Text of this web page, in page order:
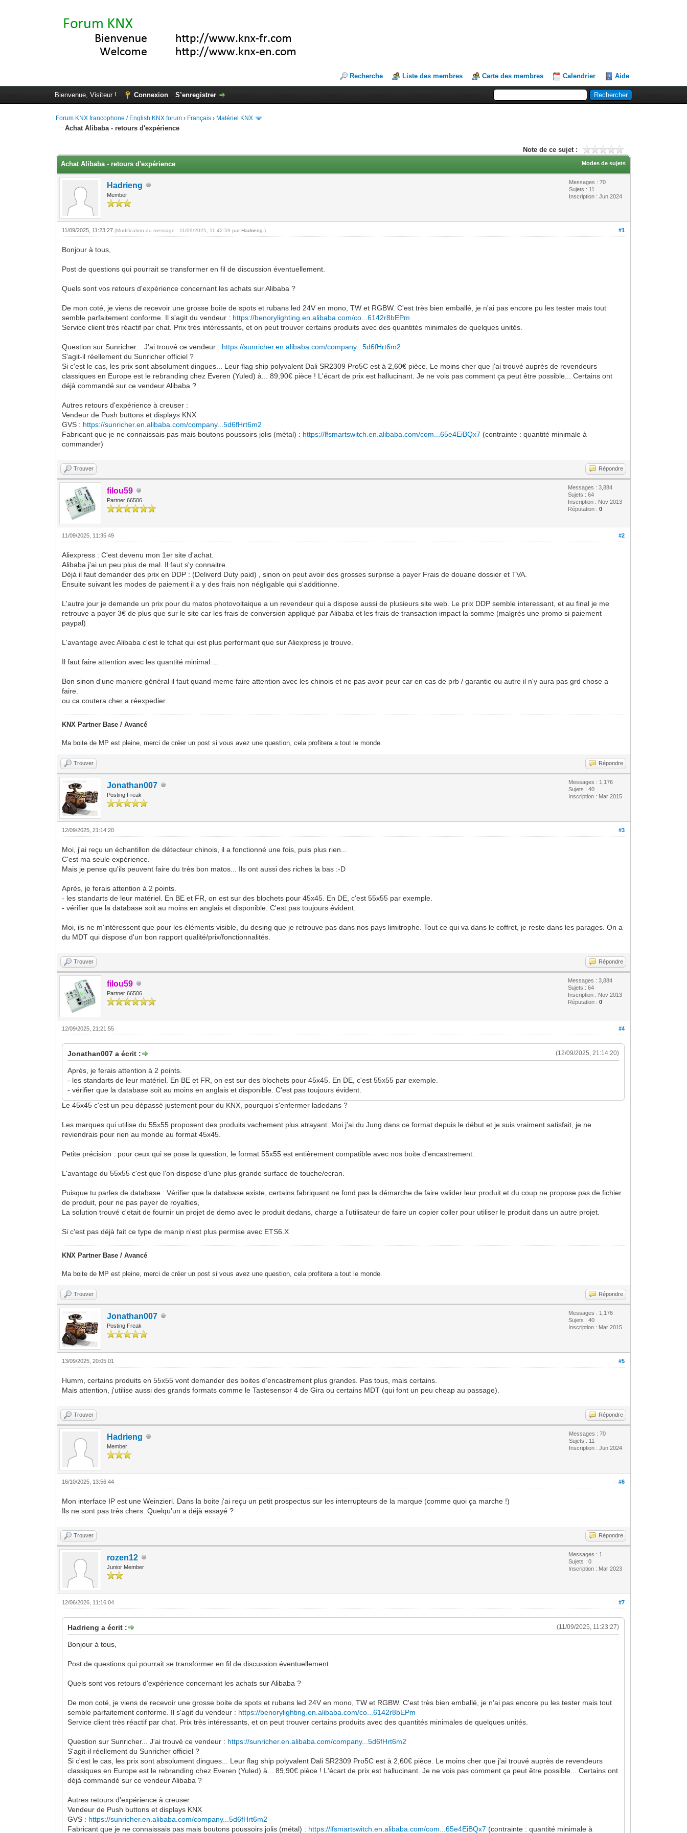
Recherche Liste des membres Carte des membres Calendrier Aide
Bienvenue, Visiteur ! Connexion S’enregistrer
Forum KNX francophone / English KNX forum › Français › Matériel KNX
Achat Alibaba - retours d'expérience
Note de ce sujet :
Modes de sujets
Achat Alibaba - retours d'expérience
Hadrieng
Member
Messages : 70
Sujets : 11
Inscription : Jun 2024
#1
11/09/2025, 11:23:27(Modification du message : 11/09/2025, 11:42:59 parHadrieng .)
Bonjour à tous,
Post de questions qui pourrait se transformer en fil de discussion éventuellement.
Quels sont vos retours d'expérience concernant les achats sur Alibaba ?
De mon coté, je viens de recevoir une grosse boite de spots et rubans led 24V en mono, TW et RGBW. C'est très bien emballé, je n'ai pas encore pu les tester mais tout
semble parfaitement conforme. Il s'agit du vendeur : https://benorylighting.en.alibaba.com/co...6142r8bEPm
Service client très réactif par chat. Prix très intéressants, et on peut trouver certains produits avec des quantités minimales de quelques unités.
Question sur Sunricher... J'ai trouvé ce vendeur : https://sunricher.en.alibaba.com/company...5d6fHrt6m2
S'agit-il réellement du Sunricher officiel ?
Si c'est le cas, les prix sont absolument dingues... Leur flag ship polyvalent Dali SR2309 Pro5C est à 2,60€ pièce. Le moins cher que j'ai trouvé auprès de revendeurs
classiques en Europe est le rebranding chez Everen (Yuled) à... 89,90€ pièce ! L'écart de prix est hallucinant. Je ne vois pas comment ça peut être possible... Certains ont
déjà commandé sur ce vendeur Alibaba ?
Autres retours d'expérience à creuser :
Vendeur de Push buttons et displays KNX
GVS : https://sunricher.en.alibaba.com/company...5d6fHrt6m2
Fabricant que je ne connaissais pas mais boutons poussoirs jolis (métal) : https://lfsmartswitch.en.alibaba.com/com...65e4EiBQx7 (contrainte : quantité minimale à
commander)
Trouver Répondre
filou59
Partner 66506
Messages : 3,884
Sujets : 64
Inscription : Nov 2013
Réputation :0
#2
11/09/2025, 11:35:49
Aliexpress : C'est devenu mon 1er site d'achat.
Alibaba j'ai un peu plus de mal. Il faut s'y connaitre.
Déjà il faut demander des prix en DDP : (Deliverd Duty paid) , sinon on peut avoir des grosses surprise a payer Frais de douane dossier et TVA.
Ensuite suivant les modes de paiement il a y des frais non négligable qui s'additionne.
L'autre jour je demande un prix pour du matos photovoltaique a un revendeur qui a dispose aussi de plusieurs site web. Le prix DDP semble interessant, et au final je me
retrouve a payer 3€ de plus que sur le site car les frais de conversion appliqué par Alibaba et les frais de transaction impact la somme (malgrés une promo si paiement
paypal)
L'avantage avec Alibaba c'est le tchat qui est plus performant que sur Aliexpress je trouve.
Il faut faire attention avec les quantité minimal ...
Bon sinon d'une maniere général il faut quand meme faire attention avec les chinois et ne pas avoir peur car en cas de prb / garantie ou autre il n'y aura pas grd chose a
faire.
ou ca coutera cher a réexpedier.
KNX Partner Base / Avancé
Ma boite de MP est pleine, merci de créer un post si vous avez une question, cela profitera a tout le monde.
Trouver Répondre
Jonathan007
Posting Freak
Messages : 1,176
Sujets : 40
Inscription : Mar 2015
#3
12/09/2025, 21:14:20
Moi, j'ai reçu un échantillon de détecteur chinois, il a fonctionné une fois, puis plus rien...
C'est ma seule expérience.
Mais je pense qu'ils peuvent faire du très bon matos... Ils ont aussi des riches la bas :-D
Après, je ferais attention à 2 points.
- les standarts de leur matériel. En BE et FR, on est sur des blochets pour 45x45. En DE, c'est 55x55 par exemple.
- vérifier que la database soit au moins en anglais et disponible. C'est pas toujours évident.
Moi, ils ne m'intéressent que pour les éléments visible, du desing que je retrouve pas dans nos pays limitrophe. Tout ce qui va dans le coffret, je reste dans les parages. On a
du MDT qui dispose d'un bon rapport qualité/prix/fonctionnalités.
Trouver Répondre
filou59
Partner 66506
Messages : 3,884
Sujets : 64
Inscription : Nov 2013
Réputation :0
#4
12/09/2025, 21:21:55
(12/09/2025, 21:14:20)
Jonathan007 a écrit :
Après, je ferais attention à 2 points.
- les standarts de leur matériel. En BE et FR, on est sur des blochets pour 45x45. En DE, c'est 55x55 par exemple.
- vérifier que la database soit au moins en anglais et disponible. C'est pas toujours évident.
Le 45x45 c'est un peu dépassé justement pour du KNX, pourquoi s'enfermer ladedans ?
Les marques qui utilise du 55x55 proposent des produits vachement plus atrayant. Moi j'ai du Jung dans ce format depuis le début et je suis vraiment satisfait, je ne
reviendrais pour rien au monde au format 45x45.
Petite précision : pour ceux qui se pose la question, le format 55x55 est entièrement compatible avec nos boite d'encastrement.
L'avantage du 55x55 c'est que l'on dispose d'une plus grande surface de touche/ecran.
Puisque tu parles de database : Vérifier que la database existe, certains fabriquant ne fond pas la démarche de faire valider leur produit et du coup ne propose pas de fichier
de produit, pour ne pas payer de royalties,
La solution trouvé c'etait de fournir un projet de demo avec le produit dedans, charge a l'utilisateur de faire un copier coller pour utiliser le produit dans un autre projet.
Si c'est pas déjà fait ce type de manip n'est plus permise avec ETS6.X
KNX Partner Base / Avancé
Ma boite de MP est pleine, merci de créer un post si vous avez une question, cela profitera a tout le monde.
Trouver Répondre
Jonathan007
Posting Freak
Messages : 1,176
Sujets : 40
Inscription : Mar 2015
#5
13/09/2025, 20:05:01
Humm, certains produits en 55x55 vont demander des boites d'encastrement plus grandes. Pas tous, mais certains.
Mais attention, j'utilise aussi des grands formats comme le Tastesensor 4 de Gira ou certains MDT (qui font un peu cheap au passage).
Trouver Répondre
Hadrieng
Member
Messages : 70
Sujets : 11
Inscription : Jun 2024
#6
16/10/2025, 13:56:44
Mon interface IP est une Weinzierl. Dans la boite j'ai reçu un petit prospectus sur les interrupteurs de la marque (comme quoi ça marche !)
Ils ne sont pas très chers. Quelqu'un a déjà essayé ?
Trouver Répondre
rozen12
Junior Member
Messages : 1
Sujets : 0
Inscription : Mar 2023
#7
12/06/2026, 11:16:04
(11/09/2025, 11:23:27)
Hadrieng a écrit :
Bonjour à tous,
Post de questions qui pourrait se transformer en fil de discussion éventuellement.
Quels sont vos retours d'expérience concernant les achats sur Alibaba ?
De mon coté, je viens de recevoir une grosse boite de spots et rubans led 24V en mono, TW et RGBW. C'est très bien emballé, je n'ai pas encore pu les tester mais tout
semble parfaitement conforme. Il s'agit du vendeur : https://benorylighting.en.alibaba.com/co...6142r8bEPm
Service client très réactif par chat. Prix très intéressants, et on peut trouver certains produits avec des quantités minimales de quelques unités.
Question sur Sunricher... J'ai trouvé ce vendeur : https://sunricher.en.alibaba.com/company...5d6fHrt6m2
S'agit-il réellement du Sunricher officiel ?
Si c'est le cas, les prix sont absolument dingues... Leur flag ship polyvalent Dali SR2309 Pro5C est à 2,60€ pièce. Le moins cher que j'ai trouvé auprès de revendeurs
classiques en Europe est le rebranding chez Everen (Yuled) à... 89,90€ pièce ! L'écart de prix est hallucinant. Je ne vois pas comment ça peut être possible... Certains ont
déjà commandé sur ce vendeur Alibaba ?
Autres retours d'expérience à creuser :
Vendeur de Push buttons et displays KNX
GVS : https://sunricher.en.alibaba.com/company...5d6fHrt6m2
Fabricant que je ne connaissais pas mais boutons poussoirs jolis (métal) : https://lfsmartswitch.en.alibaba.com/com...65e4EiBQx7 (contrainte : quantité minimale à